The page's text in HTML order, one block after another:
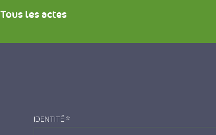
Tous les actes
IDENTITÉ*